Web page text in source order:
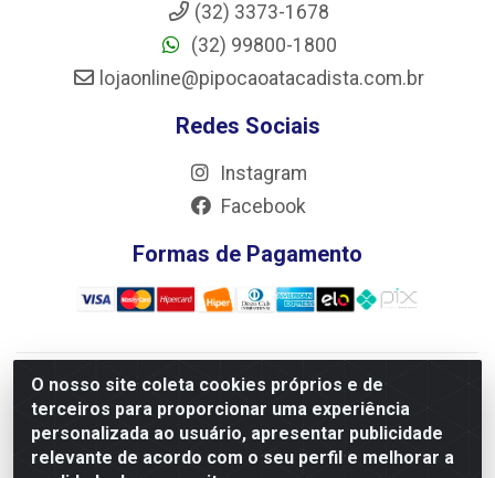
O nosso site coleta cookies próprios e de
terceiros para proporcionar uma experiência
personalizada ao usuário, apresentar publicidade
relevante de acordo com o seu perfil e melhorar a
(32) 3373-1678
(32) 99800-1800
lojaonline@pipocaoatacadista.com.br
Redes Sociais
Instagram
Facebook
Formas de Pagamento
JRS Distribuição e Logística LTDA - Rua Antônio do
Sacramento Torga 70, Vila Nossa Senhora de Fatima - São
João Del Rei/MG - CEP 36305-334 - CNPJ 66.194.085/0001-
02